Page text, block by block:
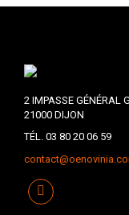
2 IMPASSE GÉNÉRAL
21000 DIJON
TÉL. 03 80 20 06 59